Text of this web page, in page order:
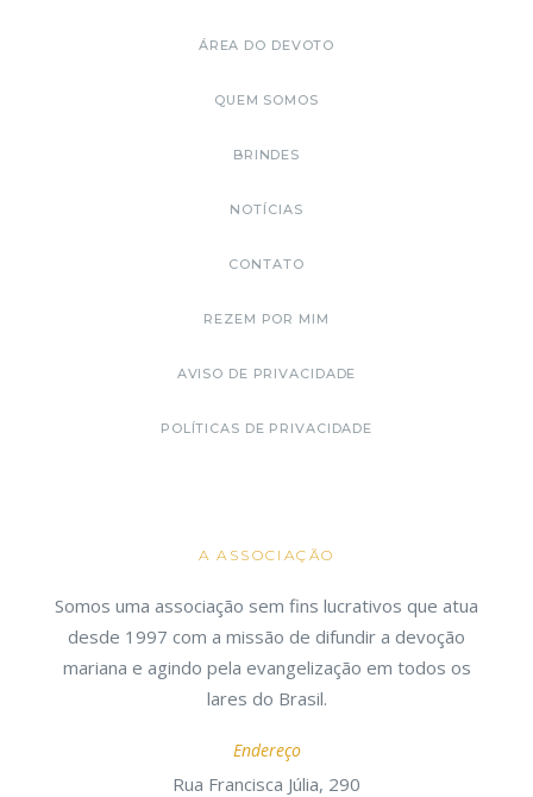
ÁREA DO DEVOTO
QUEM SOMOS
BRINDES
NOTÍCIAS
CONTATO
REZEM POR MIM
AVISO DE PRIVACIDADE
POLÍTICAS DE PRIVACIDADE
A ASSOCIAÇÃO
Somos uma associação sem fins lucrativos que atua
desde 1997 com a missão de difundir a devoção
mariana e agindo pela evangelização em todos os
lares do Brasil.
Endereço
Rua Francisca Júlia, 290